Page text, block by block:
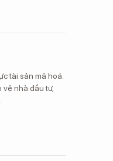
tài sản mã hoá.
nhà đầu tư,